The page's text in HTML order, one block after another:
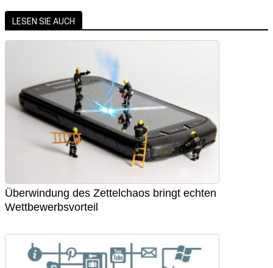
LESEN SIE AUCH
Überwindung des Zettelchaos bringt echten
Wettbewerbsvorteil